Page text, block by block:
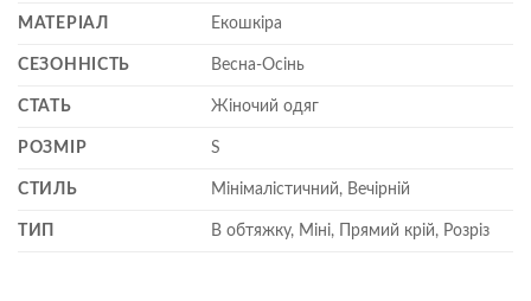
МАТЕРІАЛ Екошкіра
СЕЗОННІСТЬ Весна-Осінь
СТАТЬ Жіночий одяг
РОЗМІР S
СТИЛЬ Мінімалістичний, Вечірній
ТИП В обтяжку, Міні, Прямий крій, Розріз